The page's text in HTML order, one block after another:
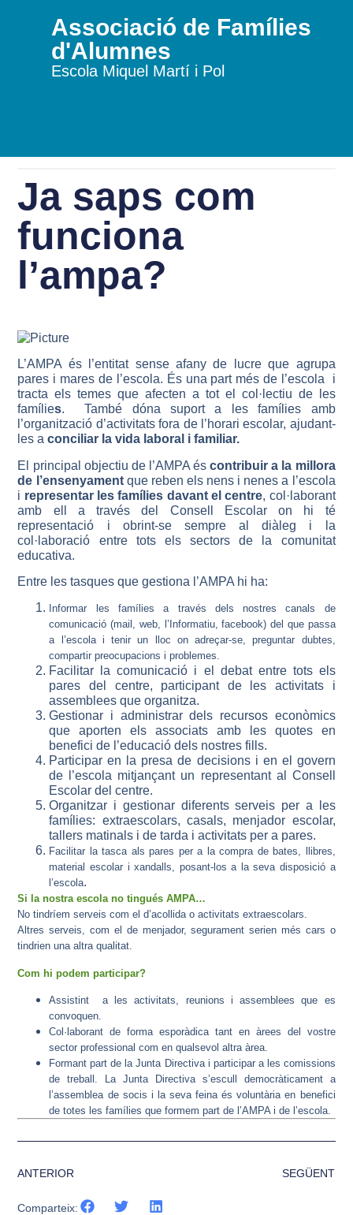
Associació de Famílies
d'Alumnes
Escola Miquel Martí i Pol
Ja saps com
funciona
l’ampa?
L’AMPA és l’entitat sense afany de lucre que agrupa
pares i mares de l’escola. És una part més de l’escola i
tracta els temes que afecten a tot el col·lectiu de les
famílies.També dóna suport a les famílies amb
l’organització d’activitats fora de l’horari escolar, ajudant-
les a conciliar la vida laboral i familiar.
El principal objectiu de l’AMPA éscontribuir a la millora
de l’ensenyament que reben els nens i nenes a l’escola
i representar les famílies davant el centre, col·laborant
amb ell a través del Consell Escolar on hi té
representació i obrint-se sempre al diàleg i la
col·laboració entre tots els sectors de la comunitat
educativa.
Entre les tasques que gestiona l’AMPA hi ha:
Informar les famílies a través dels nostres canals de
comunicació (mail, web, l’Informatiu, facebook) del que passa
a l’escola i tenir un lloc on adreçar-se, preguntar dubtes,
compartir preocupacions i problemes.
Facilitar la comunicació i el debat entre tots els
pares del centre, participant de les activitats i
assemblees que organitza.
Gestionar i administrar dels recursos econòmics
que aporten els associats amb les quotes en
benefici de l’educació dels nostres fills.
Participar en la presa de decisions i en el govern
de l’escola mitjançant un representant al Consell
Escolar del centre.
Organitzar i gestionar diferents serveis per a les
famílies: extraescolars, casals, menjador escolar,
tallers matinals i de tarda i activitats per a pares.
Facilitar la tasca als pares per a la compra de bates, llibres,
material escolar i xandalls, posant-los a la seva disposició a
l’escola.
Si la nostra escola no tingués AMPA…
No tindríem serveis com el d’acollida o activitats extraescolars.
Altres serveis, com el de menjador, segurament serien més cars o
tindrien una altra qualitat.
Com hi podem participar?
Assistint a les activitats, reunions i assemblees que es
convoquen.
Col·laborant de forma esporàdica tant en àrees del vostre
sector professional com en qualsevol altra àrea.
Formant part de la Junta Directiva i participar a les comissions
de treball. La Junta Directiva s’escull democràticament a
l’assemblea de socis i la seva feina és voluntària en benefici
de totes les famílies que formem part de l’AMPA i de l’escola.
ANTERIOR SEGÜENT
Comparteix: